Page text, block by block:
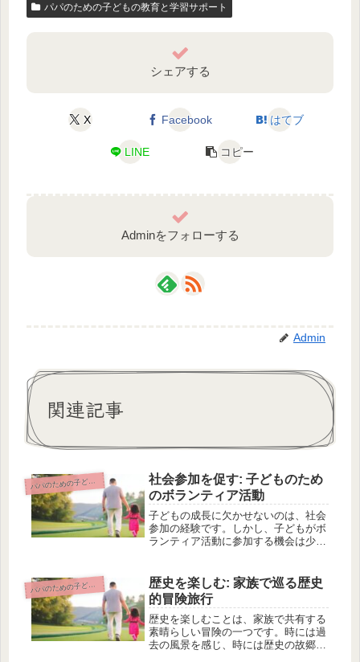
パパのための子どもの教育と学習サポート
シェアする
X Facebook はてブ
LINE コピー
Adminをフォローする
Admin
関連記事
パパのための子どもの教育と学習サポート
社会参加を促す: 子どものため
のボランティア活動
子どもの成長に欠かせないのは、社会
参加の経験です。しかし、子どもがボ
ランティア活動に参加する機会は少な
適したボランティア活動の紹介、ボラ
ンティア活動が子どもの成長に与える
効...
パパのための子どもの教育と学習サポート
歴史を楽しむ: 家族で巡る歴史
的冒険旅行
歴史を楽しむことは、家族で共有する
素晴らしい冒険の一つです。時には過
去の風景を感じ、時には歴史の故郷を